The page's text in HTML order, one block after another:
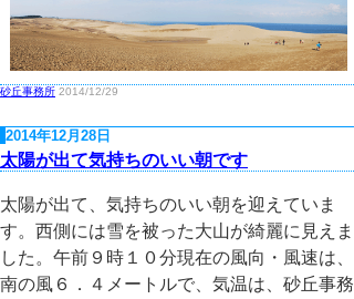
砂丘事務所 2014/12/29
2014年12月28日
太陽が出て気持ちのいい朝です
太陽が出て、気持ちのいい朝を迎えていま
す。西側には雪を被った大山が綺麗に見えま
した。午前９時１０分現在の風向・風速は、
南の風６．４メートルで、気温は、砂丘事務